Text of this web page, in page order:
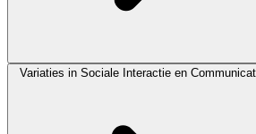
Variaties in Sociale Interactie en